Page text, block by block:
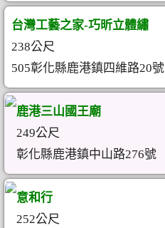
台灣工藝之家-巧昕立體繡
238公尺
505彰化縣鹿港鎮四維路20號
鹿港三山國王廟
249公尺
彰化縣鹿港鎮中山路276號
意和行
252公尺